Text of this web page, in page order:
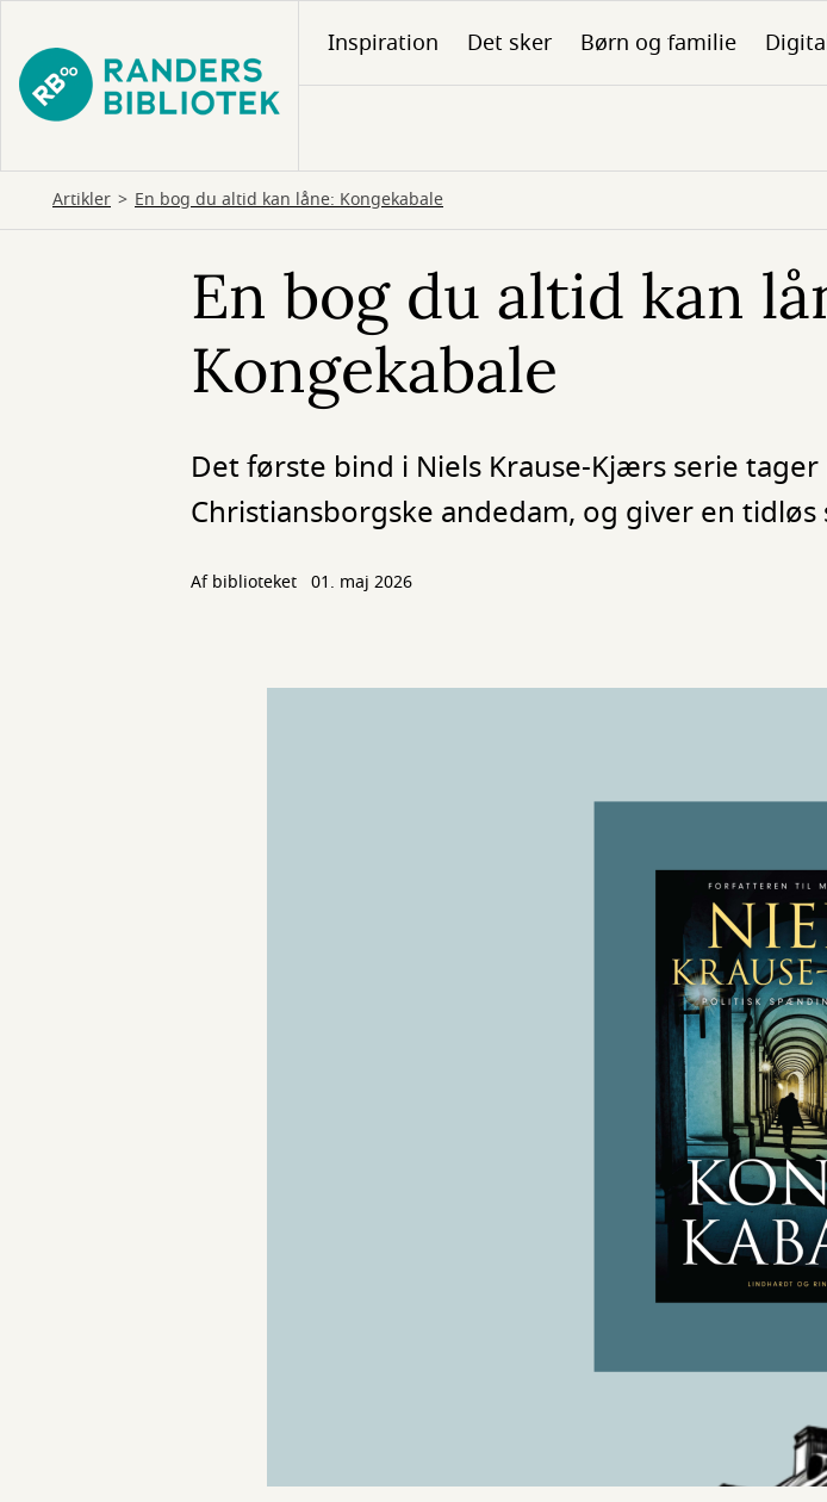
hovedindhold
Inspiration Det sker Børn og familie
Artikler En bog du altid kan låne: Kongekabale
En bog du altid kan
Kongekabale
Det første bind i Niels Krause-Kjærs serie
Christiansborgske andedam, og giver en
Af biblioteket 01. maj 2026